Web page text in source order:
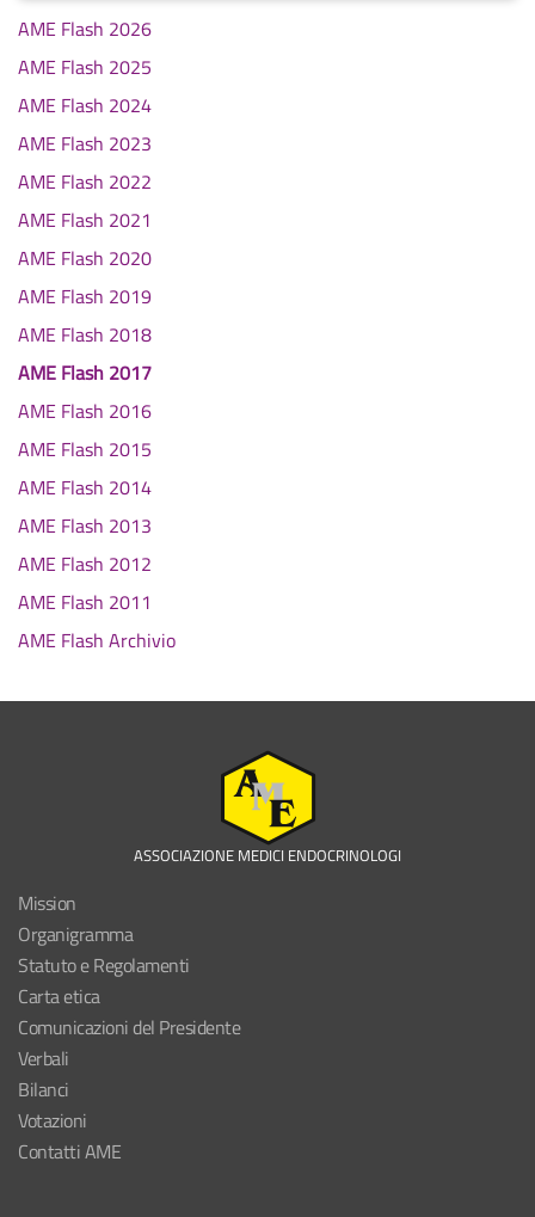
AME Flash 2026
AME Flash 2025
AME Flash 2024
AME Flash 2023
AME Flash 2022
AME Flash 2021
AME Flash 2020
AME Flash 2019
AME Flash 2018
AME Flash 2017
AME Flash 2016
AME Flash 2015
AME Flash 2014
AME Flash 2013
AME Flash 2012
AME Flash 2011
AME Flash Archivio
ASSOCIAZIONE MEDICI ENDOCRINOLOGI
Mission
Organigramma
Statuto e Regolamenti
Carta etica
Comunicazioni del Presidente
Verbali
Bilanci
Votazioni
Contatti AME